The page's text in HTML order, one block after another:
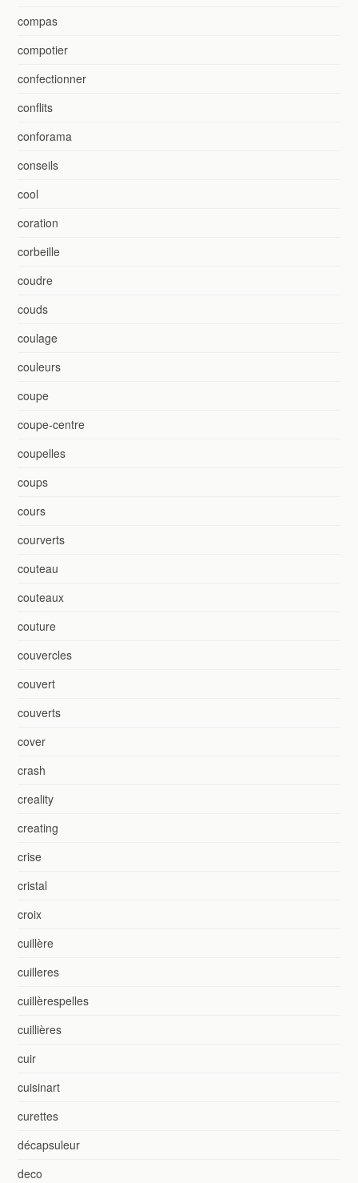
compas
compotier
confectionner
conflits
conforama
conseils
cool
coration
corbeille
coudre
couds
coulage
couleurs
coupe
coupe-centre
coupelles
coups
cours
courverts
couteau
couteaux
couture
couvercles
couvert
couverts
cover
crash
creality
creating
crise
cristal
croix
cuillère
cuilleres
cuillèrespelles
cuillières
cuir
cuisinart
curettes
décapsuleur
deco